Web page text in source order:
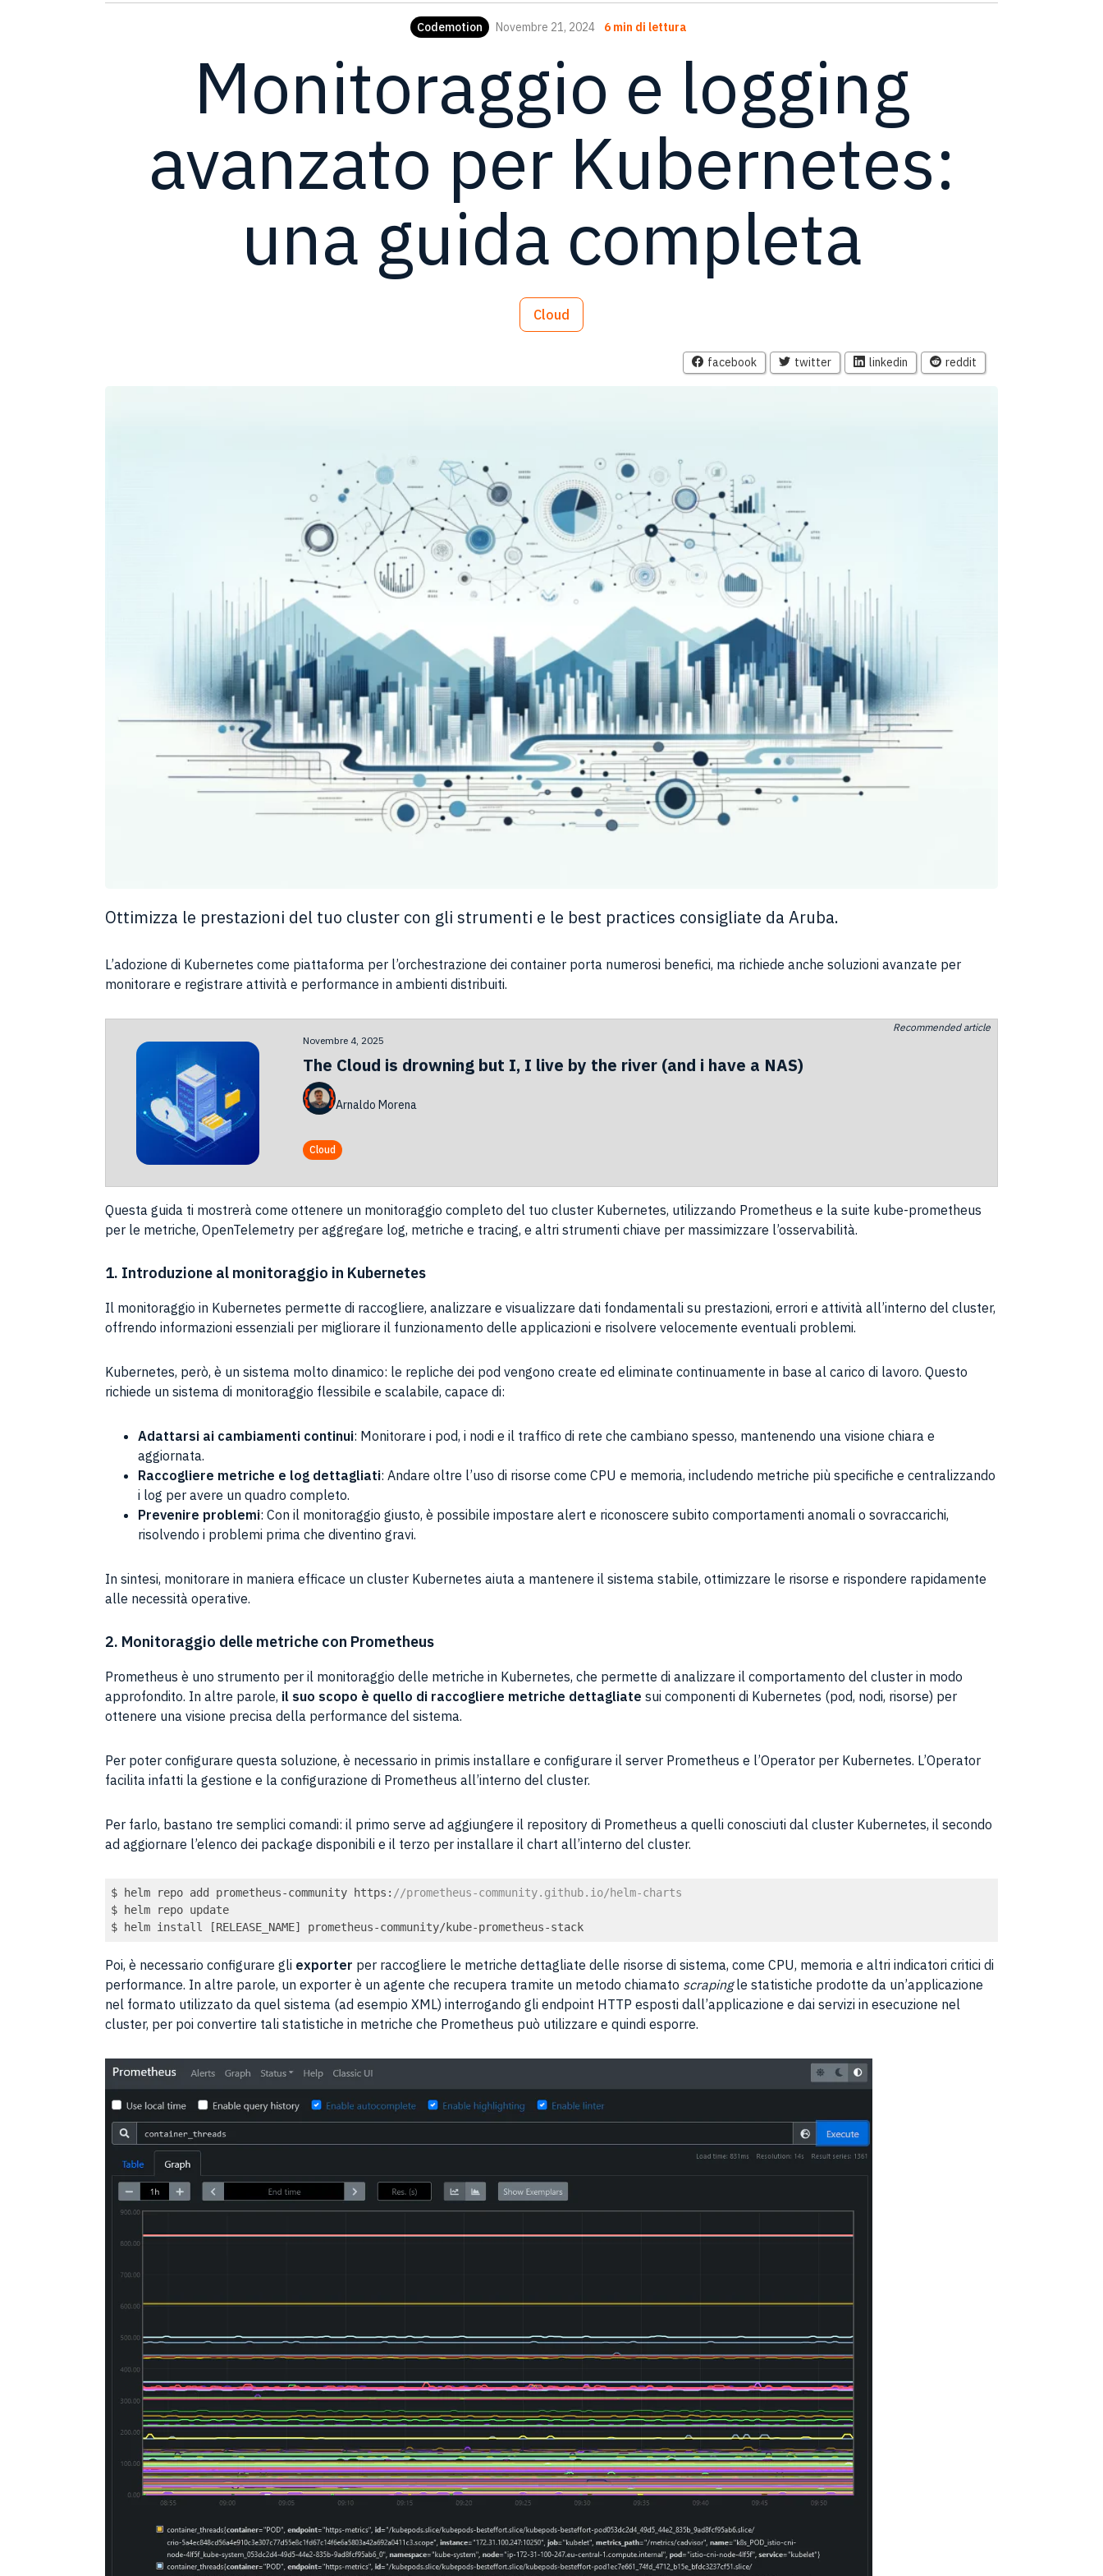
Codemotion Novembre 21, 2024 6 min di lettura
Monitoraggio e logging
avanzato per Kubernetes:
una guida completa
Cloud
facebook twitter linkedin reddit
Ottimizza le prestazioni del tuo cluster con gli strumenti e le best practices consigliate da Aruba.
L’adozione di Kubernetes come piattaforma per l’orchestrazione dei container porta numerosi benefici, ma richiede anche soluzioni avanzate per
monitorare e registrare attività e performance in ambienti distribuiti.
Recommended article
Novembre 4, 2025
The Cloud is drowning but I, I live by the river (and i have a NAS)
Arnaldo Morena
Cloud
Questa guida ti mostrerà come ottenere un monitoraggio completo del tuo cluster Kubernetes, utilizzando Prometheus e la suite kube-prometheus
per le metriche, OpenTelemetry per aggregare log, metriche e tracing, e altri strumenti chiave per massimizzare l’osservabilità.
1. Introduzione al monitoraggio in Kubernetes
Il monitoraggio in Kubernetes permette di raccogliere, analizzare e visualizzare dati fondamentali su prestazioni, errori e attività all’interno del cluster,
offrendo informazioni essenziali per migliorare il funzionamento delle applicazioni e risolvere velocemente eventuali problemi.
Kubernetes, però, è un sistema molto dinamico: le repliche dei pod vengono create ed eliminate continuamente in base al carico di lavoro. Questo
richiede un sistema di monitoraggio flessibile e scalabile, capace di:
Adattarsi ai cambiamenti continui: Monitorare i pod, i nodi e il traffico di rete che cambiano spesso, mantenendo una visione chiara e
aggiornata.
Raccogliere metriche e log dettagliati: Andare oltre l’uso di risorse come CPU e memoria, includendo metriche più specifiche e centralizzando
i log per avere un quadro completo.
Prevenire problemi: Con il monitoraggio giusto, è possibile impostare alert e riconoscere subito comportamenti anomali o sovraccarichi,
risolvendo i problemi prima che diventino gravi.
In sintesi, monitorare in maniera efficace un cluster Kubernetes aiuta a mantenere il sistema stabile, ottimizzare le risorse e rispondere rapidamente
alle necessità operative.
2. Monitoraggio delle metriche con Prometheus
Prometheus è uno strumento per il monitoraggio delle metriche in Kubernetes, che permette di analizzare il comportamento del cluster in modo
approfondito. In altre parole, il suo scopo è quello di raccogliere metriche dettagliate sui componenti di Kubernetes (pod, nodi, risorse) per
ottenere una visione precisa della performance del sistema.
Per poter configurare questa soluzione, è necessario in primis installare e configurare il server Prometheus e l’Operator per Kubernetes. L’Operator
facilita infatti la gestione e la configurazione di Prometheus all’interno del cluster.
Per farlo, bastano tre semplici comandi: il primo serve ad aggiungere il repository di Prometheus a quelli conosciuti dal cluster Kubernetes, il secondo
ad aggiornare l’elenco dei package disponibili e il terzo per installare il chart all’interno del cluster.
$ helm repo add prometheus-community https: //prometheus-community.github.io/helm-charts
$ helm repo update
Poi, è necessario configurare gli exporter per raccogliere le metriche dettagliate delle risorse di sistema, come CPU, memoria e altri indicatori critici di
performance. In altre parole, un exporter è un agente che recupera tramite un metodo chiamato scrapingle statistiche prodotte da un’applicazione
nel formato utilizzato da quel sistema (ad esempio XML) interrogando gli endpoint HTTP esposti dall’applicazione e dai servizi in esecuzione nel
cluster, per poi convertire tali statistiche in metriche che Prometheus può utilizzare e quindi esporre.